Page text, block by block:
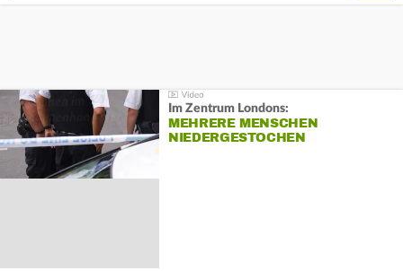
Im Zentrum Londons:
MEHRERE MENSCHEN
NIEDERGESTOCHEN